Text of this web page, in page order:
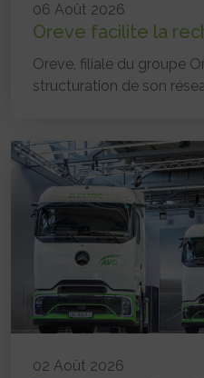
06 Août 2026
Oreve facilite la
Oreve, filiale du groupe
structuration de son
02 Août 2026